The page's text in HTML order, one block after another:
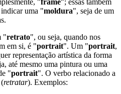
indicar uma "moldura", seja de um
"retrato", ou seja, quando nos
em si, é "portrait". Um "portrait,
representação artística da forma
até mesmo uma pintura ou uma
"portrait". O verbo relacionado a
retratar). Exemplos: